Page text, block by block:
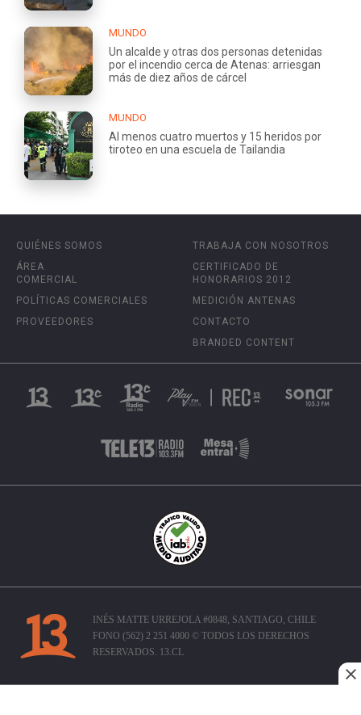
MUNDO
Un alcalde y otras dos personas detenidas
por el incendio cerca de Atenas: arriesgan
más de diez años de cárcel
MUNDO
Al menos cuatro muertos y 15 heridos por
tiroteo en una escuela de Tailandia
QUIÉNES SOMOS
ÁREA
COMERCIAL
POLÍTICAS COMERCIALES
PROVEEDORES
TRABAJA CON NOSOTROS
CERTIFICADO DE
HONORARIOS 2012
MEDICIÓN ANTENAS
CONTACTO
BRANDED CONTENT
INÉS MATTE URREJOLA #0848, SANTIAGO, CHILE
FONO (562) 2 251 4000 © TODOS LOS DERECHOS
RESERVADOS. 13.CL